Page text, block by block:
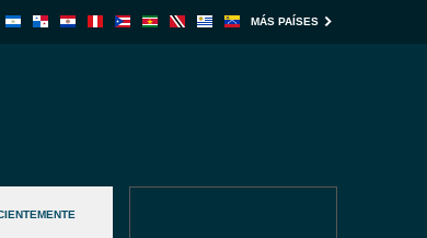
MÁS PAÍSES